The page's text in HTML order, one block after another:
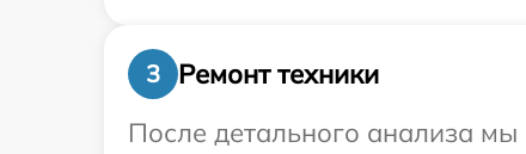
3
Ремонт техники
После детального анализа